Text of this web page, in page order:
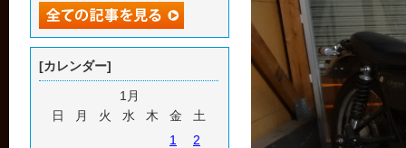
[カレンダー]
1月
日
月 火 水 木 金
土
1
2